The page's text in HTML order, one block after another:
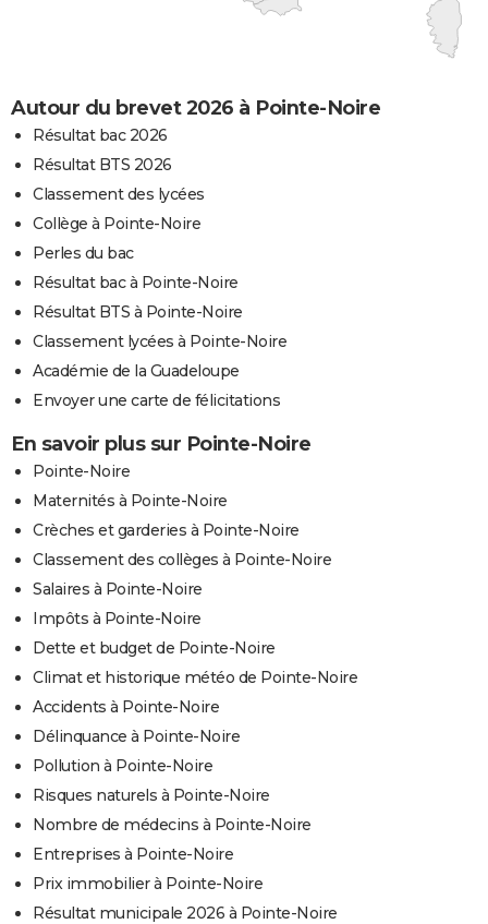
Autour du brevet 2026 à Pointe-Noire
Résultat bac 2026
Résultat BTS 2026
Classement des lycées
Collège à Pointe-Noire
Perles du bac
Résultat bac à Pointe-Noire
Résultat BTS à Pointe-Noire
Classement lycées à Pointe-Noire
Académie de la Guadeloupe
Envoyer une carte de félicitations
En savoir plus sur Pointe-Noire
Pointe-Noire
Maternités à Pointe-Noire
Crèches et garderies à Pointe-Noire
Classement des collèges à Pointe-Noire
Salaires à Pointe-Noire
Impôts à Pointe-Noire
Dette et budget de Pointe-Noire
Climat et historique météo de Pointe-Noire
Accidents à Pointe-Noire
Délinquance à Pointe-Noire
Pollution à Pointe-Noire
Risques naturels à Pointe-Noire
Nombre de médecins à Pointe-Noire
Entreprises à Pointe-Noire
Prix immobilier à Pointe-Noire
Résultat municipale 2026 à Pointe-Noire